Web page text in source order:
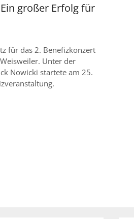
großer Erfolg für
für das 2. Benefizkonzert
Weisweiler. Unter der
Nowicki startete am 25.